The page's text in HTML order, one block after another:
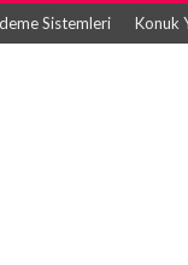
Sistemleri Konuk